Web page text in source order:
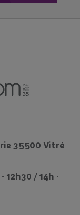
35500 Vitré
12h30 / 14h -